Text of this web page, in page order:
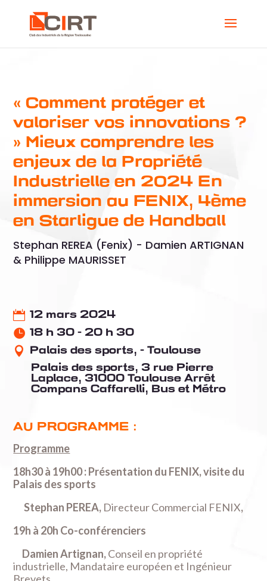
« Comment protéger et
valoriser vos innovations ?
» Mieux comprendre les
enjeux de la Propriété
Industrielle en 2024 En
immersion au FENIX, 4ème
en Starligue de Handball
Stephan REREA (Fenix) - Damien ARTIGNAN
& Philippe MAURISSET
12 mars 2024
18 h 30 - 20 h 30
Palais des sports, - Toulouse
Palais des sports, 3 rue Pierre
Laplace, 31000 Toulouse Arrêt
Compans Caffarelli, Bus et Métro
AU PROGRAMME :
Programme
18h30 à 19h00 : Présentation du FENIX, visite du
Palais des sports
Stephan PEREA, Directeur Commercial FENIX,
19h à 20h Co-conférenciers
Damien Artignan,Conseil en propriété
industrielle, Mandataire européen et Ingénieur